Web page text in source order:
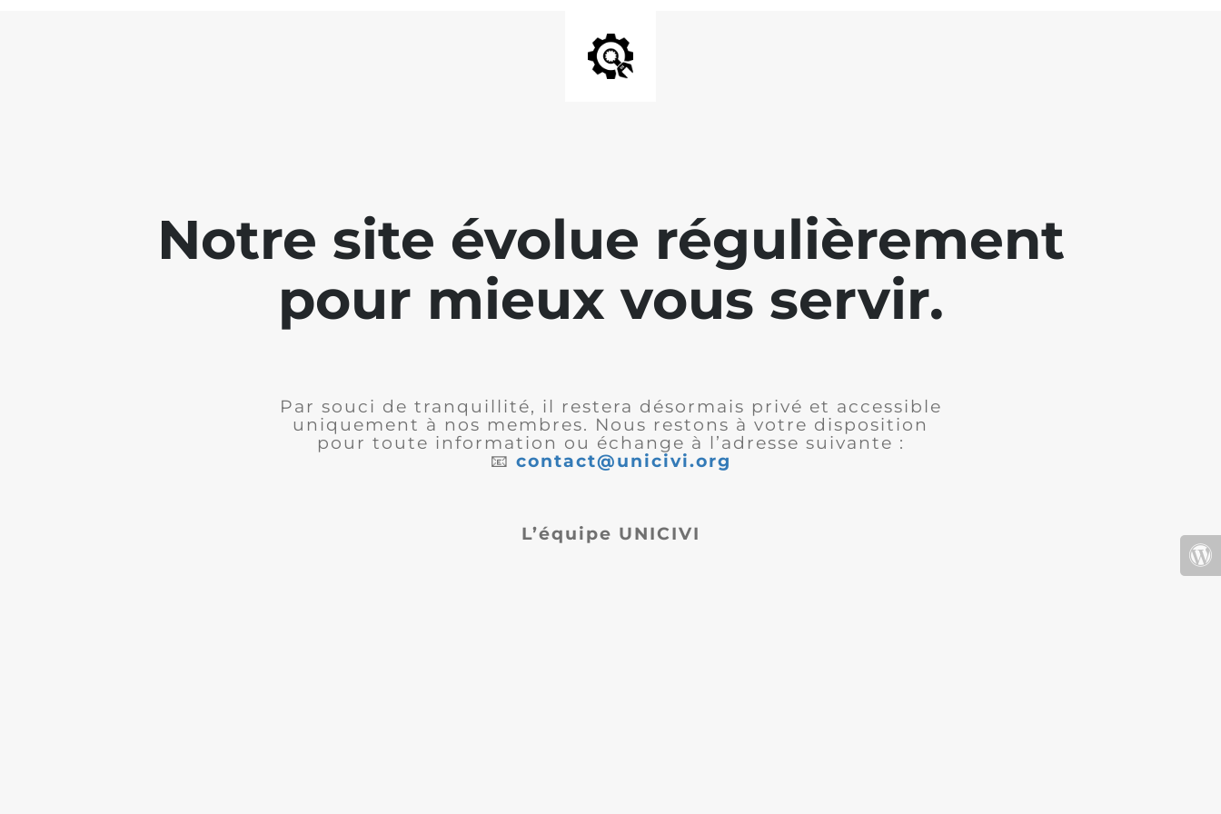
Notre site évolue régulièrement
pour mieux vous servir.
Par souci de tranquillité, il restera désormais privé et accessible
uniquement à nos membres. Nous restons à votre disposition
pour toute information ou échange à l’adresse suivante :
📧 contact@unicivi.org
L’équipe UNICIVI